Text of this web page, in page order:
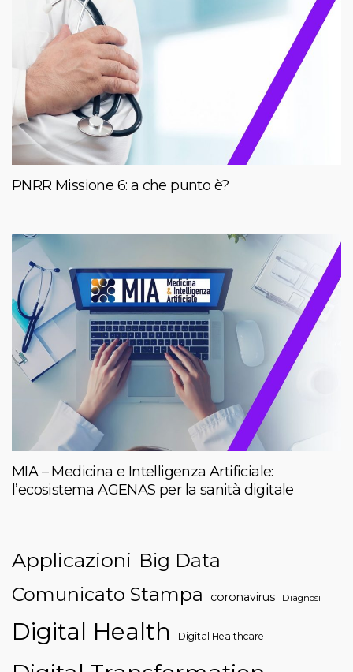
PNRR Missione 6: a che punto è?
MIA – Medicina e Intelligenza Artificiale:
l’ecosistema AGENAS per la sanità digitale
Applicazioni Big Data
Comunicato Stampa
coronavirus Diagnosi
Digital Health Digital Healthcare